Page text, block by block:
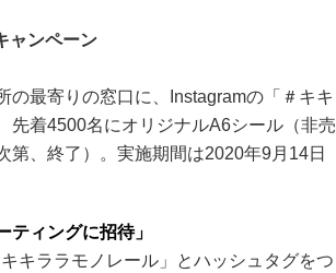
ャンペーン
最寄りの窓口に、Instagramの「＃キキ
先着4500名にオリジナルA6シール（非売
、終了）。実施期間は2020年9月14日
ティングに招待」
キララモノレール」とハッシュタグをつ